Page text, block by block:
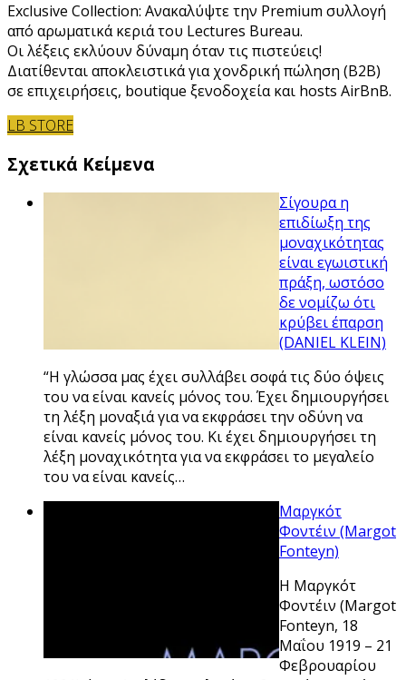
Exclusive Collection: Ανακαλύψτε την Premium συλλογή
από αρωματικά κεριά του Lectures Bureau.
Οι λέξεις εκλύουν δύναμη όταν τις πιστεύεις!
Διατίθενται αποκλειστικά για χονδρική πώληση (B2B)
σε επιχειρήσεις, boutique ξενοδοχεία και hosts AirBnB.
LB STORE
Σχετικά Κείμενα
Σίγουρα η
επιδίωξη της
μοναχικότητας
είναι εγωιστική
πράξη, ωστόσο
δε νομίζω ότι
κρύβει έπαρση
(DANIEL KLEIN)
“Η γλώσσα μας έχει συλλάβει σοφά τις δύο όψεις
του να είναι κανείς μόνος του. Έχει δημιουργήσει
τη λέξη μοναξιά για να εκφράσει την οδύνη να
είναι κανείς μόνος του. Κι έχει δημιουργήσει τη
λέξη μοναχικότητα για να εκφράσει το μεγαλείο
του να είναι κανείς…
Μαργκότ
Φοντέιν (Margot
Fonteyn)
Η Μαργκότ
Φοντέιν (Margot
Fonteyn, 18
Μαΐου 1919 – 21
Φεβρουαρίου